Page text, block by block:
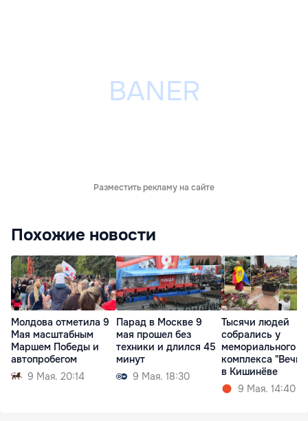
Разместить рекламу на сайте
Похожие новости
Молдова отметила 9
Мая масштабным
Маршем Победы и
автопробегом
9 Мая. 20:14
Парад в Москве 9
мая прошел без
техники и длился 45
минут
9 Мая. 18:30
Тысячи людей
собрались у
мемориального
комплекса
в Кишинёве
9 Мая. 14:40